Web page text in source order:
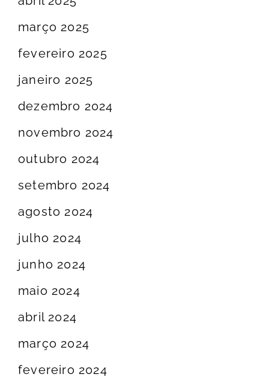
março 2025
fevereiro 2025
janeiro 2025
dezembro 2024
novembro 2024
outubro 2024
setembro 2024
agosto 2024
julho 2024
junho 2024
maio 2024
abril 2024
março 2024
fevereiro 2024